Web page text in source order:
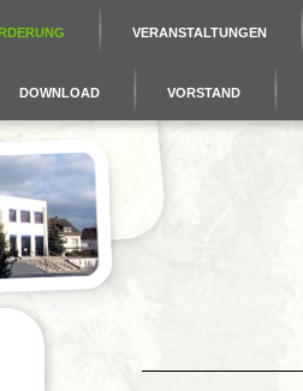
VERANSTALTUNGEN
DOWNLOAD VORSTAND